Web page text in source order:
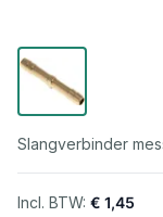
Slangverbinder
€ 1,45